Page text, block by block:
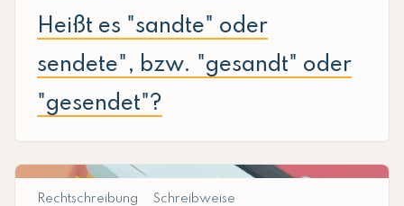
Heißt es "sandte" oder
sendete", bzw. "gesandt" oder
"gesendet"?
Rechtschreibung Schreibweise